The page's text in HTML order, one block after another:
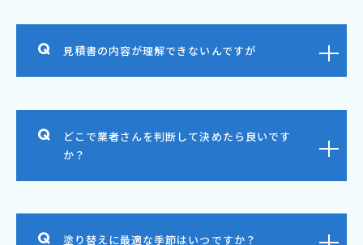
見積書の内容が理解できないんですが
どこで業者さんを判断して決めたら良いです
か？
塗り替えに最適な季節はいつですか？